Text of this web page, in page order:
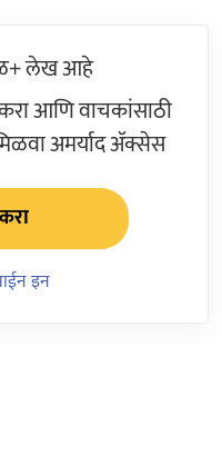
लेख आहे
आणि वाचकांसाठी
अमर्याद ॲक्सेस
इन